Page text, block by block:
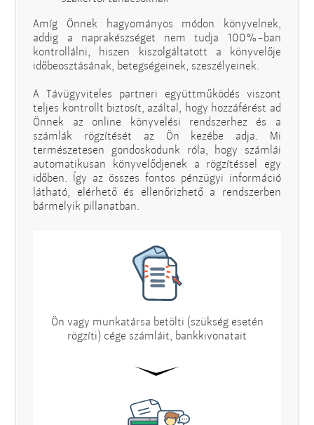
Amíg Önnek hagyományos módon könyvelnek,
addig a naprakészséget nem tudja 100%-ban
kontrollálni, hiszen kiszolgáltatott a könyvelője
időbeosztásának, betegségeinek, szeszélyeinek.
A Távügyviteles partneri együttműködés viszont
teljes kontrollt biztosít, azáltal, hogy hozzáférést ad
Önnek az online könyvelési rendszerhez és a
számlák rögzítését az Ön kezébe adja. Mi
természetesen gondoskodunk róla, hogy számlái
automatikusan könyvelődjenek a rögzítéssel egy
időben. Így az összes fontos pénzügyi információ
látható, elérhető és ellenőrizhető a rendszerben
bármelyik pillanatban.
Ön vagy munkatársa betölti (szükség esetén
rögzíti) cége számláit, bankkivonatait